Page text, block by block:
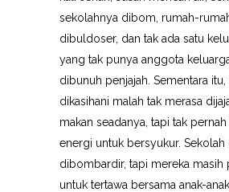
sekolahnya dibom, rumah-
dibuldoser, dan tak ada satu
yang tak punya anggota
dibunuh penjajah. Sementara itu,
dikasihani malah tak merasa
makan seadanya, tapi tak
energi untuk bersyukur. Sekolah
dibombardir, tapi mereka masih
untuk tertawa bersama anak-